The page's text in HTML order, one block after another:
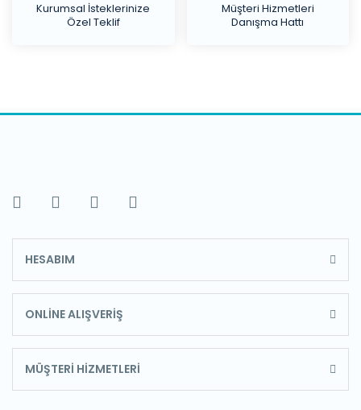
Kurumsal İsteklerinize
Özel Teklif
Müşteri Hizmetleri
Danışma Hattı
HESABIM
ONLİNE ALIŞVERİŞ
MÜŞTERİ HİZMETLERİ